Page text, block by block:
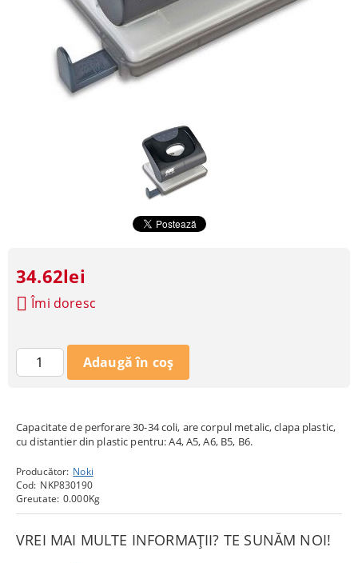
Capacitate de perforare 30-34 coli, are corpul metalic, clapa plastic,
cu distantier din plastic pentru: A4, A5, A6, B5, B6.
Producător: Noki
Cod: NKP830190
Greutate: 0.000Kg
VREI MAI MULTE INFORMAȚII? TE SUNĂM NOI!
34.62lei
Îmi doresc